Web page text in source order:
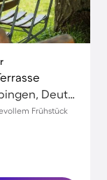
Geislingen an der Steige, Göppingen, Deutschland
Frühstück